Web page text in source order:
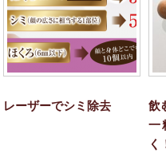
レーザーでシミ除去
飲
一
く